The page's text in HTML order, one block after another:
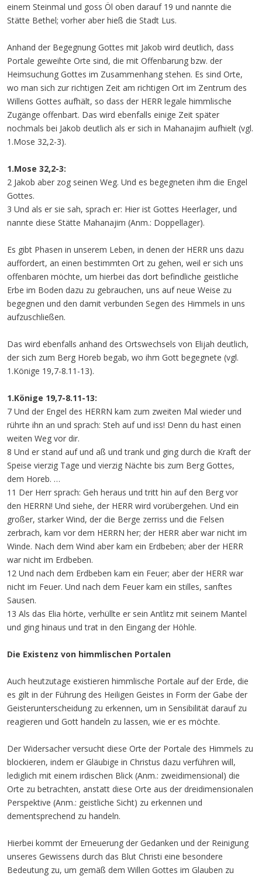
einem Steinmal und goss Öl oben darauf 19 und nannte die
Stätte Bethel; vorher aber hieß die Stadt Lus.
Anhand der Begegnung Gottes mit Jakob wird deutlich, dass
Portale geweihte Orte sind, die mit Offenbarung bzw. der
Heimsuchung Gottes im Zusammenhang stehen. Es sind Orte,
wo man sich zur richtigen Zeit am richtigen Ort im Zentrum des
Willens Gottes aufhält, so dass der HERR legale himmlische
Zugänge offenbart. Das wird ebenfalls einige Zeit später
nochmals bei Jakob deutlich als er sich in Mahanajim aufhielt (vgl.
1.Mose 32,2-3).
1.Mose 32,2-3:
2 Jakob aber zog seinen Weg. Und es begegneten ihm die Engel
Gottes.
3 Und als er sie sah, sprach er: Hier ist Gottes Heerlager, und
nannte diese Stätte Mahanajim (Anm.: Doppellager).
Es gibt Phasen in unserem Leben, in denen der HERR uns dazu
auffordert, an einen bestimmten Ort zu gehen, weil er sich uns
offenbaren möchte, um hierbei das dort befindliche geistliche
Erbe im Boden dazu zu gebrauchen, uns auf neue Weise zu
begegnen und den damit verbunden Segen des Himmels in uns
aufzuschließen.
Das wird ebenfalls anhand des Ortswechsels von Elijah deutlich,
der sich zum Berg Horeb begab, wo ihm Gott begegnete (vgl.
1.Könige 19,7-8.11-13).
1.Könige 19,7-8.11-13:
7 Und der Engel des HERRN kam zum zweiten Mal wieder und
rührte ihn an und sprach: Steh auf und iss! Denn du hast einen
weiten Weg vor dir.
8 Und er stand auf und aß und trank und ging durch die Kraft der
Speise vierzig Tage und vierzig Nächte bis zum Berg Gottes,
dem Horeb. …
11 Der Herr sprach: Geh heraus und tritt hin auf den Berg vor
den HERRN! Und siehe, der HERR wird vorübergehen. Und ein
großer, starker Wind, der die Berge zerriss und die Felsen
zerbrach, kam vor dem HERRN her; der HERR aber war nicht im
Winde. Nach dem Wind aber kam ein Erdbeben; aber der HERR
war nicht im Erdbeben.
12 Und nach dem Erdbeben kam ein Feuer; aber der HERR war
nicht im Feuer. Und nach dem Feuer kam ein stilles, sanftes
Sausen.
13 Als das Elia hörte, verhüllte er sein Antlitz mit seinem Mantel
und ging hinaus und trat in den Eingang der Höhle.
Die Existenz von himmlischen Portalen
Auch heutzutage existieren himmlische Portale auf der Erde, die
es gilt in der Führung des Heiligen Geistes in Form der Gabe der
Geisterunterscheidung zu erkennen, um in Sensibilität darauf zu
reagieren und Gott handeln zu lassen, wie er es möchte.
Der Widersacher versucht diese Orte der Portale des Himmels zu
blockieren, indem er Gläubige in Christus dazu verführen will,
lediglich mit einem irdischen Blick (Anm.: zweidimensional) die
Orte zu betrachten, anstatt diese Orte aus der dreidimensionalen
Perspektive (Anm.: geistliche Sicht) zu erkennen und
dementsprechend zu handeln.
Hierbei kommt der Erneuerung der Gedanken und der Reinigung
unseres Gewissens durch das Blut Christi eine besondere
Bedeutung zu, um gemäß dem Willen Gottes im Glauben zu